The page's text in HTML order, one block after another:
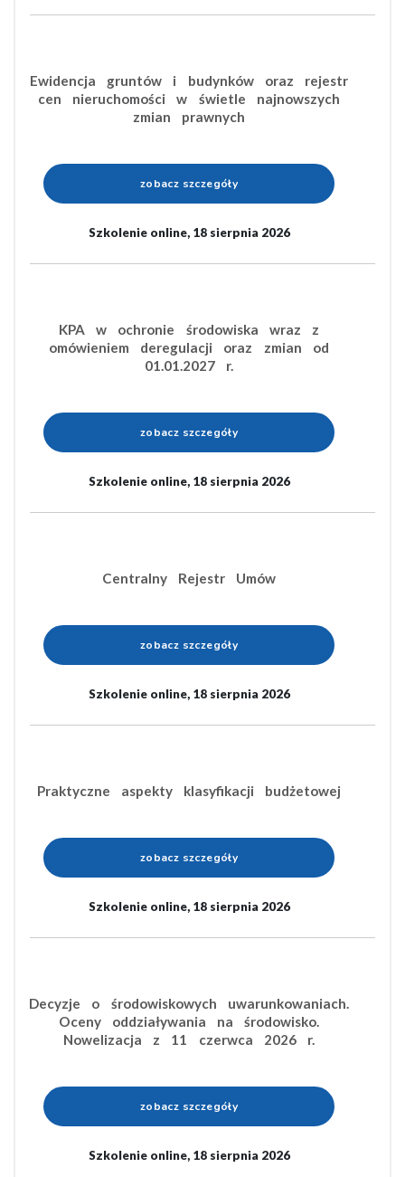
Ewidencja gruntów i budynków oraz rejestr
cen nieruchomości w świetle najnowszych
zmian prawnych
zobacz szczegóły
Szkolenie online, 18 sierpnia 2026
KPA w ochronie środowiska wraz z
omówieniem deregulacji oraz zmian od
01.01.2027 r.
zobacz szczegóły
Szkolenie online, 18 sierpnia 2026
Centralny Rejestr Umów
zobacz szczegóły
Szkolenie online, 18 sierpnia 2026
Praktyczne aspekty klasyfikacji budżetowej
zobacz szczegóły
Szkolenie online, 18 sierpnia 2026
Decyzje o środowiskowych uwarunkowaniach.
Oceny oddziaływania na środowisko.
Nowelizacja z 11 czerwca 2026 r.
zobacz szczegóły
Szkolenie online, 18 sierpnia 2026